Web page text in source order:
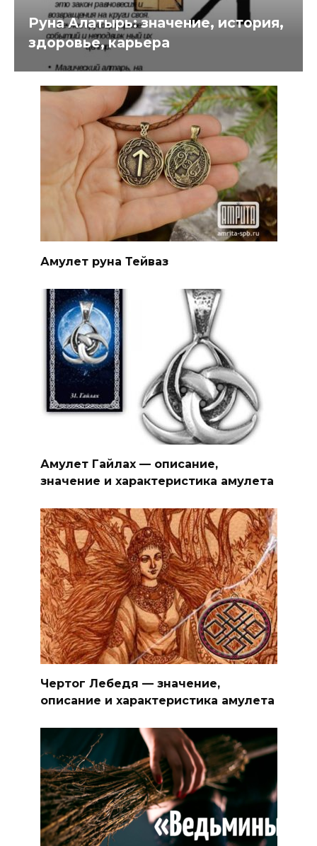
Руна Алатырь: значение, история,
здоровье, карьера
Амулет руна Тейваз
Амулет Гайлах — описание,
значение и характеристика амулета
Чертог Лебедя — значение,
описание и характеристика амулета